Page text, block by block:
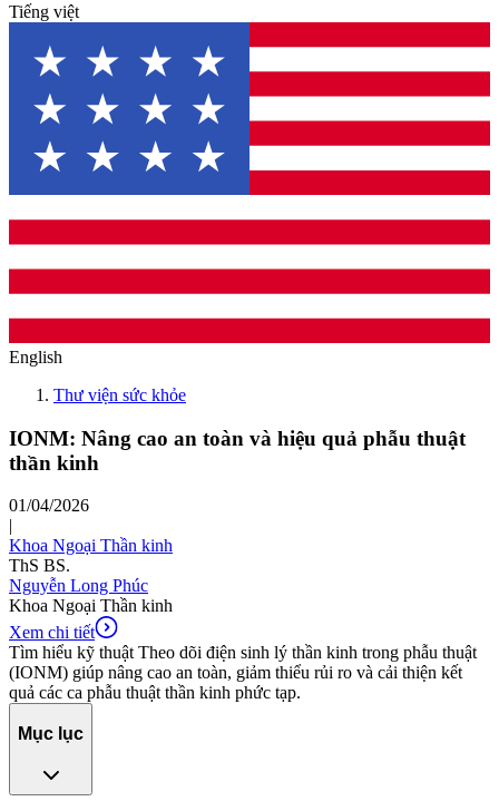
Tiếng việt
English
Thư viện sức khỏe
IONM: Nâng cao an toàn và hiệu quả phẫu thuật
thần kinh
01/04/2026
|
Khoa Ngoại Thần kinh
ThS BS.
Nguyễn Long Phúc
Khoa Ngoại Thần kinh
Xem chi tiết
Tìm hiểu kỹ thuật Theo dõi điện sinh lý thần kinh trong phẫu thuật
(IONM) giúp nâng cao an toàn, giảm thiểu rủi ro và cải thiện kết
quả các ca phẫu thuật thần kinh phức tạp.
Mục lục